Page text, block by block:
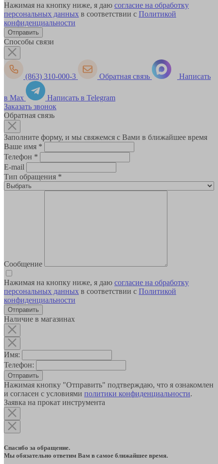
Нажимая на кнопку ниже, я даю согласие на обработку
персональных данных в соответствии с Политикой
конфиденциальности
Способы связи
(863) 310-000-3 Обратная связь Написать
в Max
Написать в Telegram
Заказать звонок
Обратная связь
Заполните форму, и мы свяжемся с Вами в ближайшее время
Ваше имя *
Телефон *
E-mail
Тип обращения *
Сообщение
Нажимая на кнопку ниже, я даю согласие на обработку
персональных данных в соответствии с Политикой
конфиденциальности
Наличие в магазинах
Имя:
Телефон:
Отправить
Нажимая кнопку "Отправить" подтверждаю, что я ознакомлен
и согласен с условиями политики конфиденциальности.
Заявка на прокат инструмента
Спасибо за обращение.
Мы обязательно ответим Вам в самое ближайшее время.